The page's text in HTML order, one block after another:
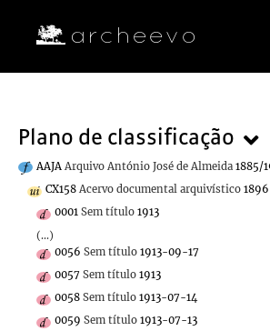
Plano de classificação
AAJA Arquivo António José de Almeida 1885/
CX158 Acervo documental arquivístico
0001 Sem título 1913
(...)
0056 Sem título 1913-09-17
0057 Sem título 1913
0058 Sem título 1913-07-14
0059 Sem título 1913-07-13